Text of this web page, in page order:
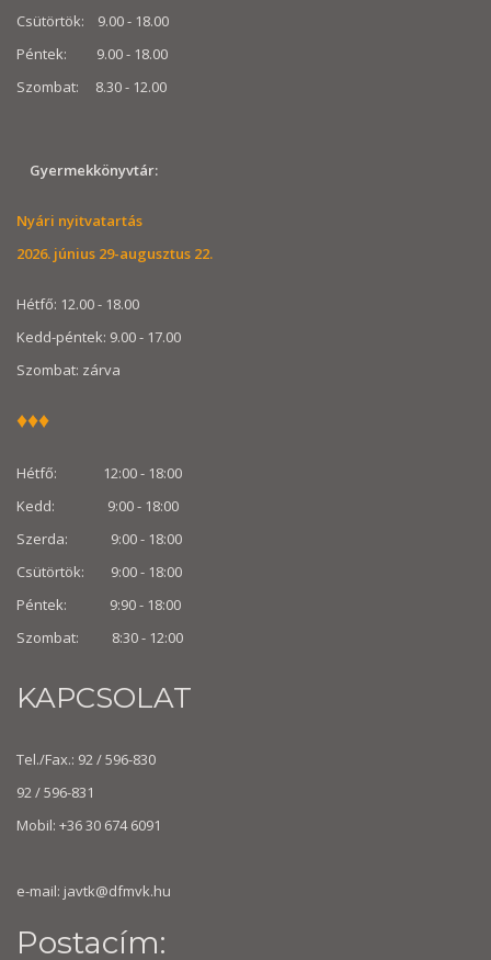
Csütörtök: 9.00 - 18.00
Péntek: 9.00 - 18.00
Szombat: 8.30 - 12.00
Gyermekkönyvtár:
Nyári nyitvatartás
2026. június 29-augusztus 22.
Hétfő: 12.00 - 18.00
Kedd-péntek: 9.00 - 17.00
Szombat: zárva
♦♦♦
Hétfő: 12:00 - 18:00
Kedd: 9:00 - 18:00
Szerda: 9:00 - 18:00
Csütörtök: 9:00 - 18:00
Péntek: 9:90 - 18:00
Szombat: 8:30 - 12:00
KAPCSOLAT
Tel./Fax.: 92 / 596-830
92 / 596-831
Mobil: +36 30 674 6091
e-mail: javtk@dfmvk.hu
Postacím: